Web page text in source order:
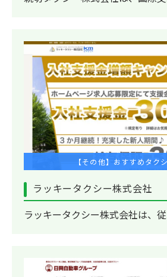
【その他】おすすめタク
ラッキータクシー株式会社
ラッキータクシー株式会社は、